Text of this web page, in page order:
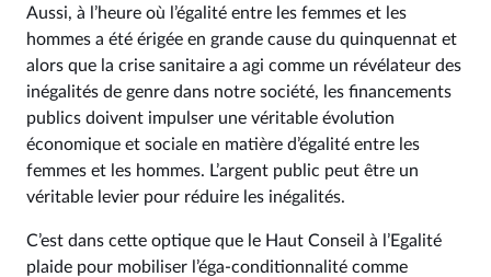
Aussi, à l’heure où l’égalité entre les femmes et les
hommes a été érigée en grande cause du quinquennat et
alors que la crise sanitaire a agi comme un révélateur des
inégalités de genre dans notre société, les financements
publics doivent impulser une véritable évolution
économique et sociale en matière d’égalité entre les
femmes et les hommes. L’argent public peut être un
véritable levier pour réduire les inégalités.
C’est dans cette optique que le Haut Conseil à l’Egalité
plaide pour mobiliser l’éga-conditionnalité comme